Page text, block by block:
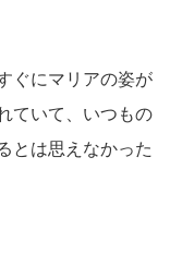
ぐにマリアの姿が
ていて、いつもの
とは思えなかった